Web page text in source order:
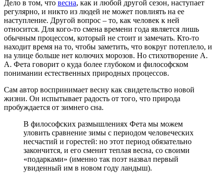
Дело в том, что весна, как и любой другой сезон, наступает
регулярно, и никто из людей не может повлиять на ее
наступление. Другой вопрос – то, как человек к ней
относится. Для кого-то смена времени года является лишь
обычным процессом, который не стоит и замечать. Кто-то
находит время на то, чтобы заметить, что вокруг потеплело, и
на улице больше нет колючих морозов. Но стихотворение А.
А. Фета говорит о куда более глубоком и философском
понимании естественных природных процессов.
Сам автор воспринимает весну как свидетельство новой
жизни. Он испытывает радость от того, что природа
пробуждается от зимнего сна.
В философских размышлениях Фета мы можем
уловить сравнение зимы с периодом человеческих
несчастий и горестей: но этот период обязательно
закончится, и его сменит теплая весна, со своими
«подарками» (именно так поэт назвал первый
увиденный им в новом году ландыш).